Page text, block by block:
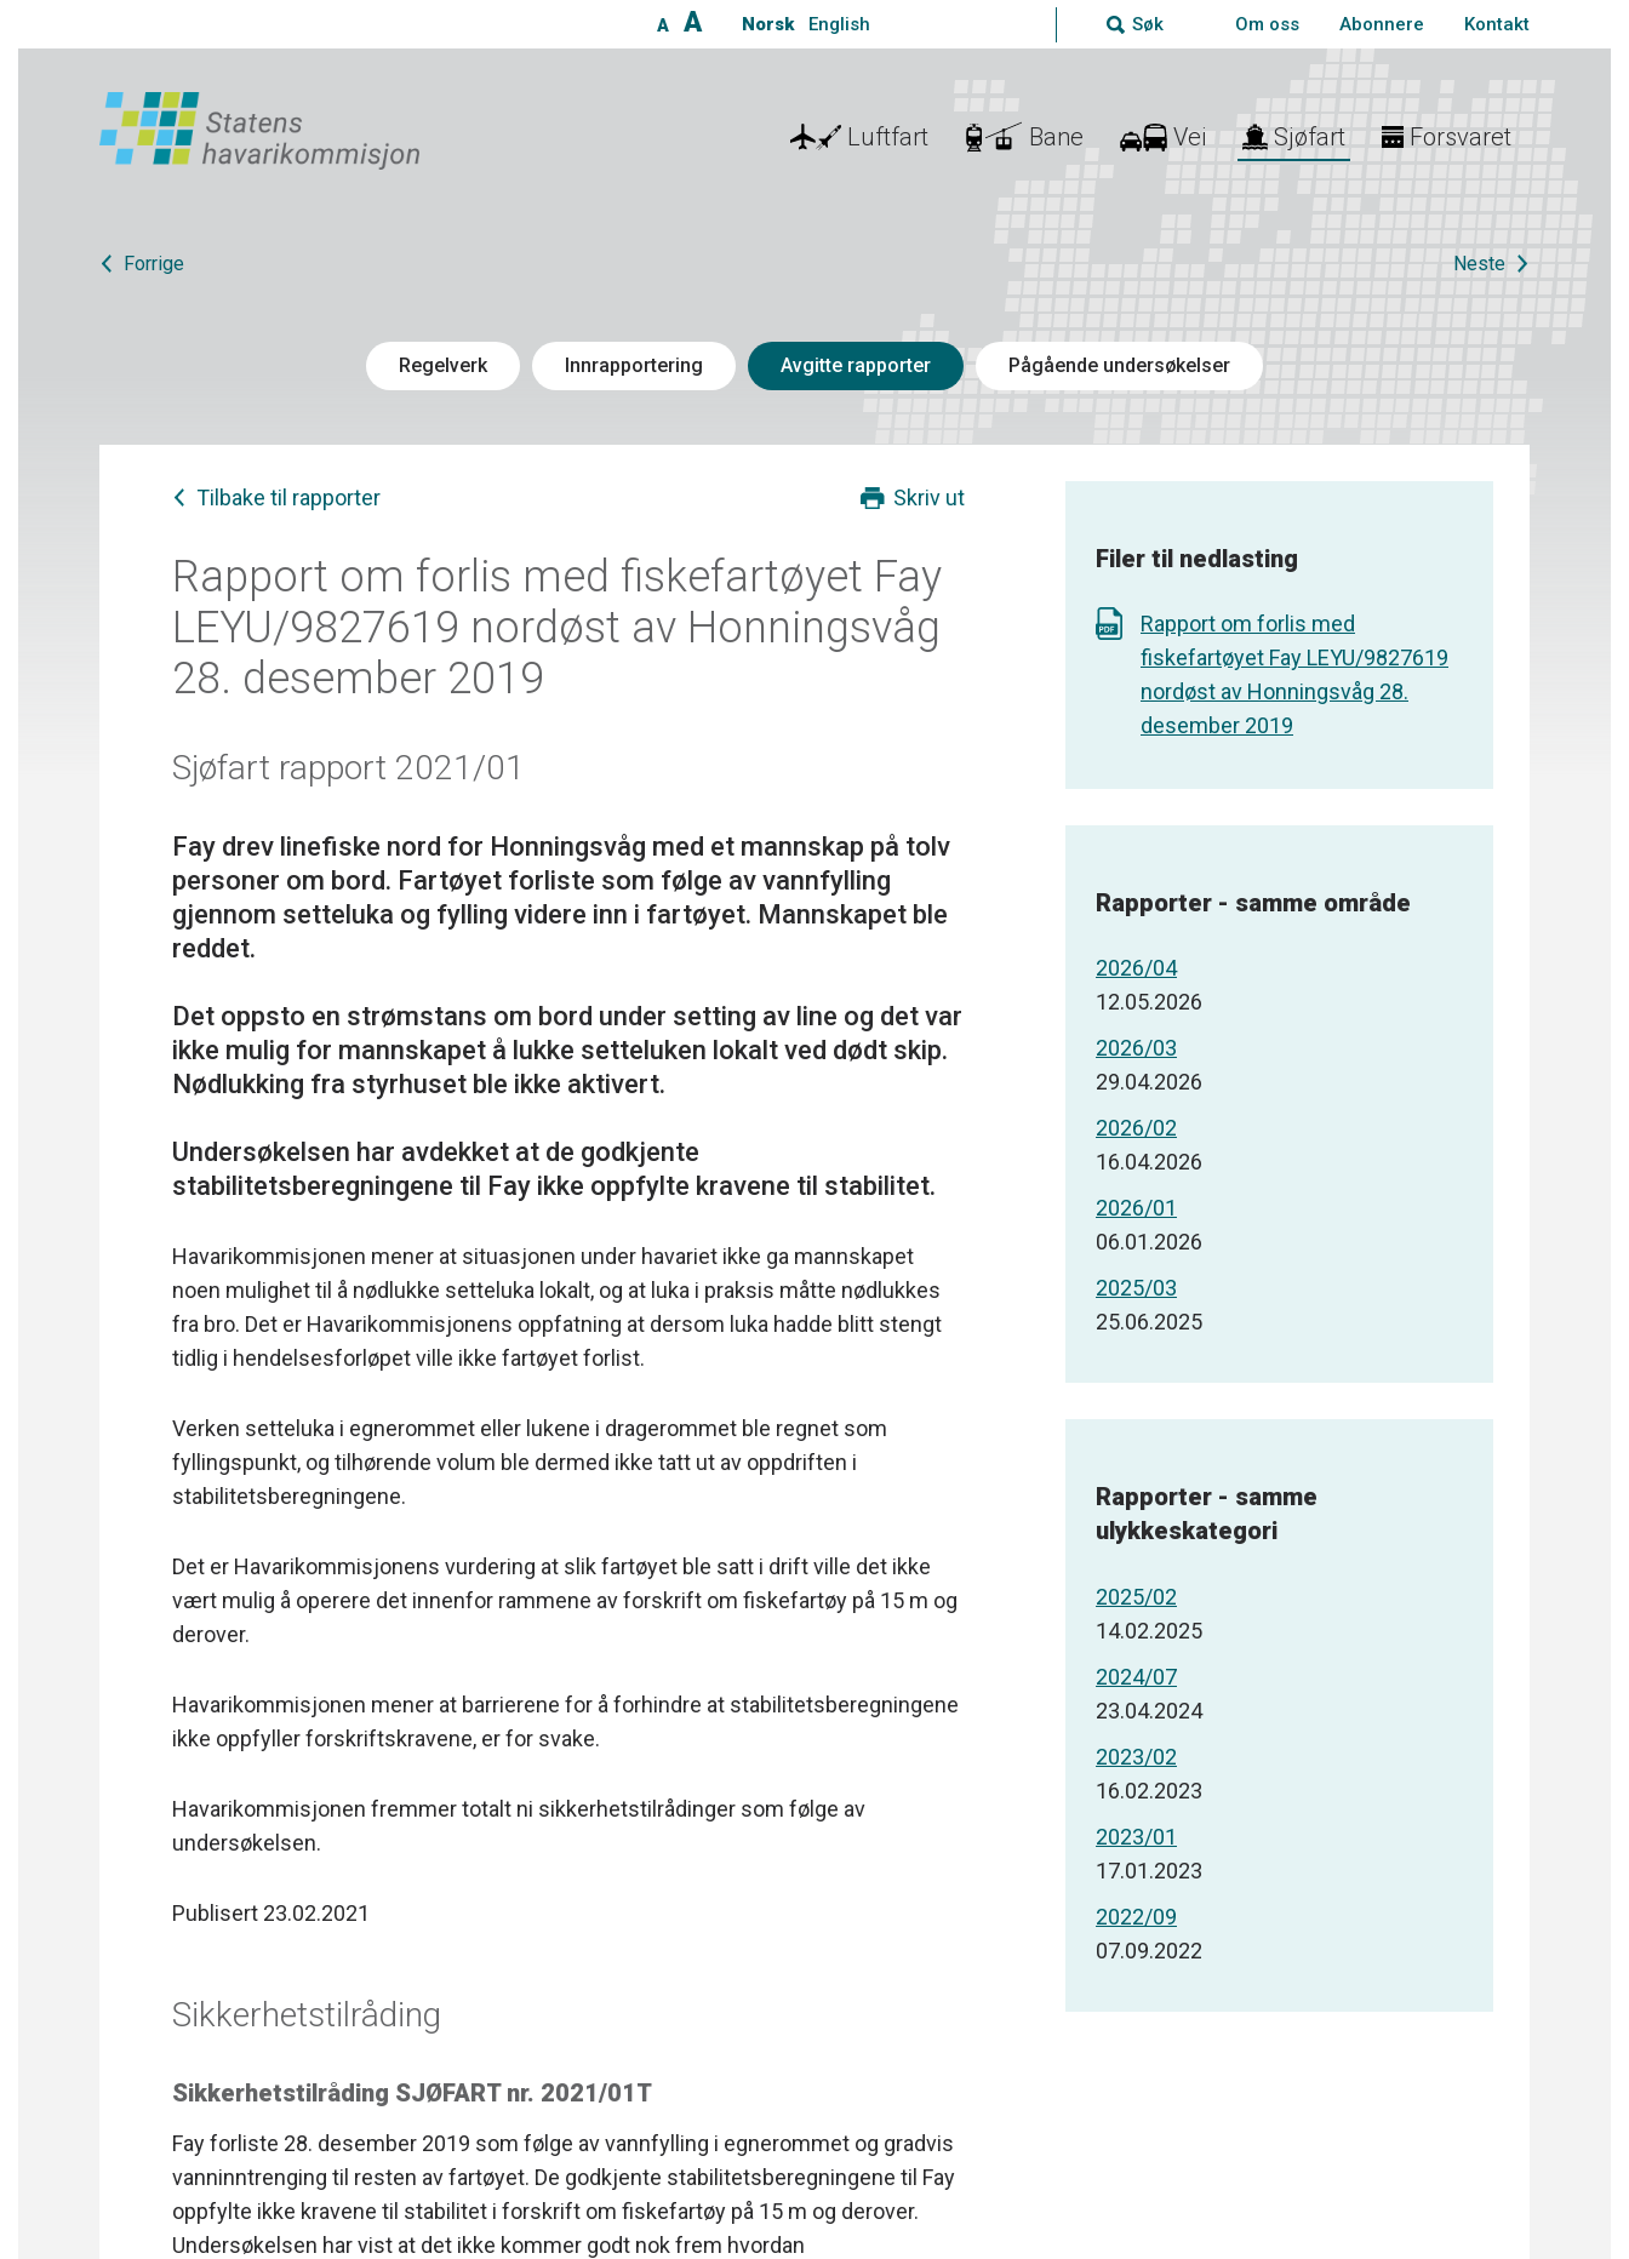
A A Norsk English Søk Om oss Abonnere Kontakt
Luftfart Bane Vei Sjøfart Forsvaret
Forrige Neste
Regelverk Innrapportering Avgitte rapporter Pågående undersøkelser
Tilbake til rapporter Skriv ut
Rapport om forlis med fiskefartøyet Fay
LEYU/9827619 nordøst av Honningsvåg
28. desember 2019
Sjøfart rapport 2021/01
Fay drev linefiske nord for Honningsvåg med et mannskap på tolv
personer om bord. Fartøyet forliste som følge av vannfylling
gjennom setteluka og fylling videre inn i fartøyet. Mannskapet ble
reddet.
Det oppsto en strømstans om bord under setting av line og det var
ikke mulig for mannskapet å lukke setteluken lokalt ved dødt skip.
Nødlukking fra styrhuset ble ikke aktivert.
Undersøkelsen har avdekket at de godkjente
Havarikommisjonen mener at situasjonen under havariet ikke ga mannskapet
noen mulighet til å nødlukke setteluka lokalt, og at luka i praksis måtte nødlukkes
fra bro. Det er Havarikommisjonens oppfatning at dersom luka hadde blitt stengt
tidlig i hendelsesforløpet ville ikke fartøyet forlist.
Verken setteluka i egnerommet eller lukene i dragerommet ble regnet som
fyllingspunkt, og tilhørende volum ble dermed ikke tatt ut av oppdriften i
stabilitetsberegningene.
Det er Havarikommisjonens vurdering at slik fartøyet ble satt i drift ville det ikke
vært mulig å operere det innenfor rammene av forskrift om fiskefartøy på 15 m og
derover.
Havarikommisjonen mener at barrierene for å forhindre at stabilitetsberegningene
ikke oppfyller forskriftskravene, er for svake.
Havarikommisjonen fremmer totalt ni sikkerhetstilrådinger som følge av
undersøkelsen.
Publisert 23.02.2021
Sikkerhetstilråding
Sikkerhetstilråding SJØFART nr. 2021/01T
Fay forliste 28. desember 2019 som følge av vannfylling i egnerommet og gradvis
vanninntrenging til resten av fartøyet. De godkjente stabilitetsberegningene til Fay
oppfylte ikke kravene til stabilitet i forskrift om fiskefartøy på 15 m og derover.
Undersøkelsen har vist at det ikke kommer godt nok frem hvordan
Filer til nedlasting
Rapport om forlis med
fiskefartøyet Fay LEYU/9827619
nordøst av Honningsvåg 28.
desember 2019
Rapporter - samme område
2026/04
12.05.2026
2026/03
29.04.2026
2026/02
16.04.2026
2026/01
06.01.2026
2025/03
25.06.2025
Rapporter - samme
ulykkeskategori
2025/02
14.02.2025
2024/07
23.04.2024
2023/02
16.02.2023
2023/01
17.01.2023
2022/09
07.09.2022